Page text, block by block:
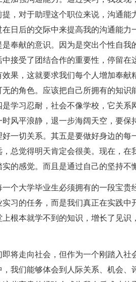
提，对于助理这个职位来说，沟通
日后的交际中来提高我的沟通能力
奉献的意识。因为是突出个性自
中接受了团结合作的重要性，停留
效果，这就要求我们每个人增加奉
无的角色。应该把自己所拥有的知
学习忍耐，社会不像学校，它关系
时风平浪静，退一步海阔天空，要
好一切关系。其五是要做好身边的
，总觉得明天肯定会很美。现在，
的感觉。而且是通过自己的坚持不
大学毕业生必须拥有的一段宝贵
习的任务，而是我们真正在实践
上根本就学不到的知识，增长了见
走向社会，但作为一个刚踏入社
我们能够体会到人际关系、机会